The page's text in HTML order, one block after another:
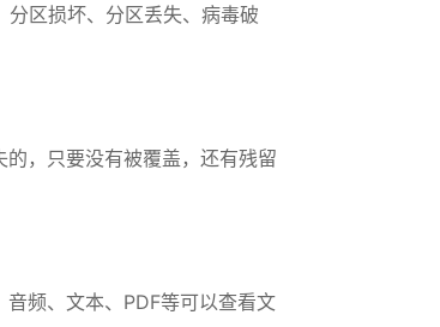
区损坏、分区丢失、病毒破
，只要没有被覆盖，还有残留
频、文本、PDF等可以查看文